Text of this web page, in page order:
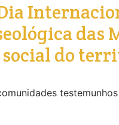
das
social do